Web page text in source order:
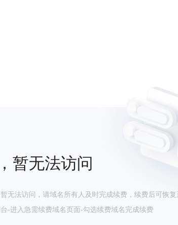
暂无法访问
无法访问，请域名所有人及时完成续费，续费后可恢复
-进入急需续费域名页面-勾选续费域名完成续费